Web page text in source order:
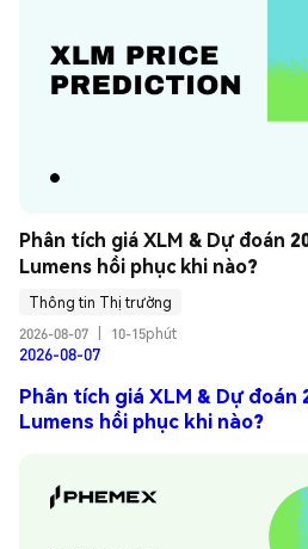
Phân tích giá XLM & Dự đoán
Lumens hồi phục khi nào?
Thông tin Thị trường
2026-08-07
10-15phút
2026-08-07
Phân tích giá XLM & Dự đoán
Lumens hồi phục khi nào?